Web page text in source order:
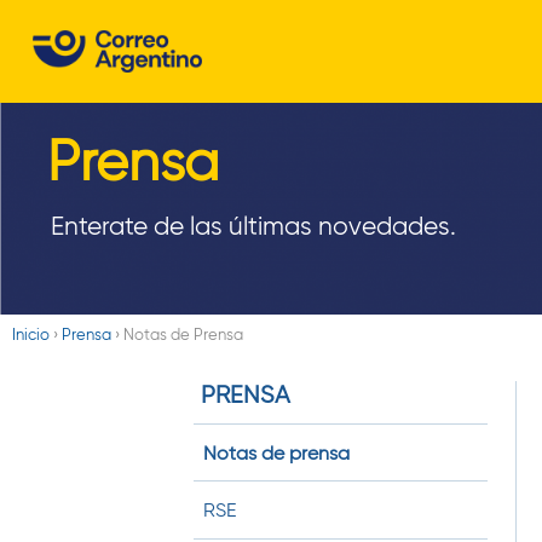
A
Prensa
Enterate de las últimas novedades.
Inicio › Prensa › Notas de Prensa
PRENSA
Notas de prensa
RSE